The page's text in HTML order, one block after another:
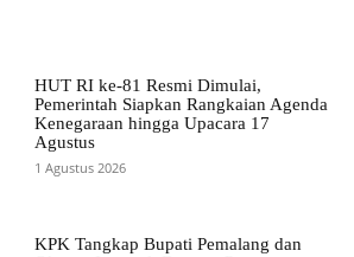
HUT RI ke-81 Resmi Dimulai,
Pemerintah Siapkan Rangkaian Agenda
Kenegaraan hingga Upacara 17
Agustus
1 Agustus 2026
KPK Tangkap Bupati Pemalang dan